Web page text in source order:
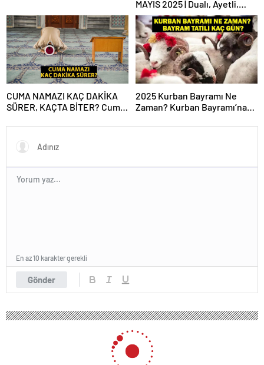
MAYIS 2025 | Dualı, Ayetli,
Hadisli, Yazılı, En Yeni Cuma
Mesajları ve Sözleri!
CUMA NAMAZI KAÇ DAKİKA
SÜRER, KAÇTA BİTER? Cuma
Namazı Süresi Diyanet!
2025 Kurban Bayramı Ne
Zaman? Kurban Bayramı’na
Kaç Gün? 2025 Dini Günler
Gönder
En az 10 karakter gerekli